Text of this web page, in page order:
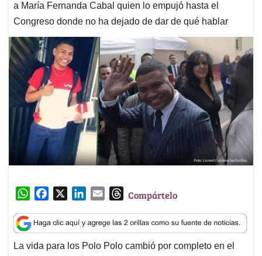
a María Fernanda Cabal quien lo empujó hasta el
Congreso donde no ha dejado de dar de qué hablar
W
a
t
s
c
e
b
n
k
e
a
i
l
T
r
e
a
Compártelo
La vida para los Polo Polo cambió por completo en el